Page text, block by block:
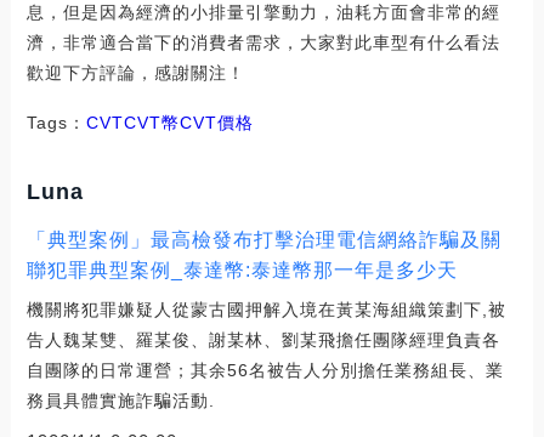
息，但是因為經濟的小排量引擎動力，油耗方面會非常的經
濟，非常適合當下的消費者需求，大家對此車型有什么看法
歡迎下方評論，感謝關注！
Tags： CVTCVT幣CVT價格
Luna
「典型案例」最高檢發布打擊治理電信網絡詐騙及關
聯犯罪典型案例_泰達幣:泰達幣那一年是多少天
機關將犯罪嫌疑人從蒙古國押解入境在黃某海組織策劃下,被
告人魏某雙、羅某俊、謝某林、劉某飛擔任團隊經理負責各
自團隊的日常運營；其余56名被告人分別擔任業務組長、業
務員具體實施詐騙活動.